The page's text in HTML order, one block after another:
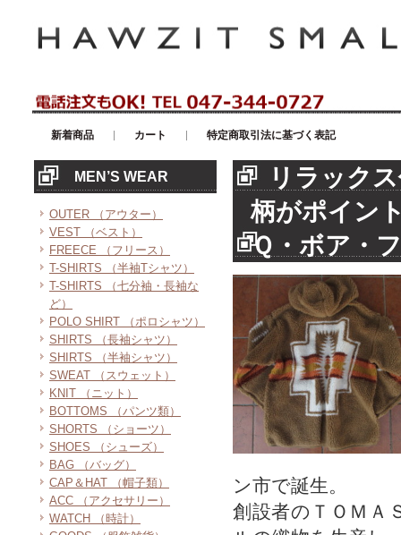
新着商品 カート 特定商取引法に基づく表記
MEN’S WEAR
OUTER （アウター）
VEST （ベスト）
FREECE （フリース）
T-SHIRTS （半袖Tシャツ）
T-SHIRTS （七分袖・長袖な
ど）
POLO SHIRT （ポロシャツ）
SHIRTS （長袖シャツ）
SHIRTS （半袖シャツ）
SWEAT （スウェット）
KNIT （ニット）
BOTTOMS （パンツ類）
SHORTS （ショーツ）
SHOES （シューズ）
BAG （バッグ）
CAP＆HAT （帽子類）
ACC （アクセサリー）
WATCH （時計）
リラック
柄がポイン
Ｑ・ボア・
ン市で誕生。
創設者のＴＯＭＡ